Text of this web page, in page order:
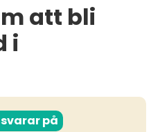
att bli
i
på